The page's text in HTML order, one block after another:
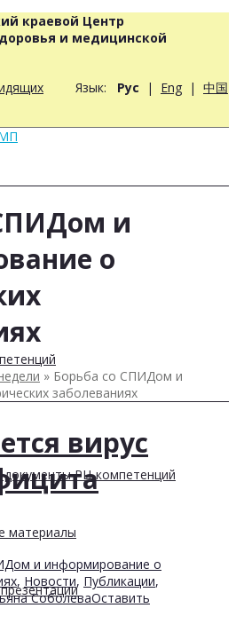
краевой Центр
и медицинской
Язык: Рус | Eng | 中国
РЦ компетенций
материалы
и
о
» Борьба со СПИДом и
заболеваниях
вирус
и информирование о
, Новости, Публикации,
СоболеваОставить